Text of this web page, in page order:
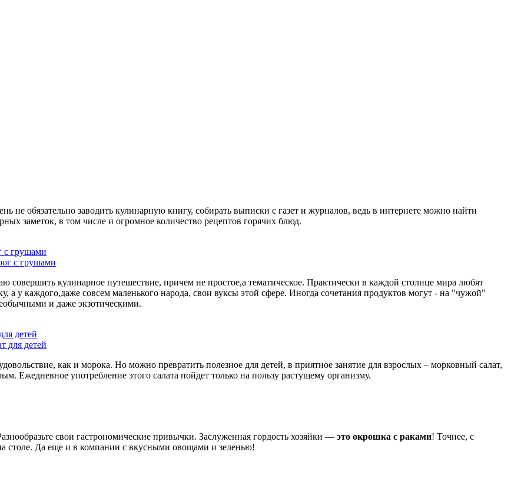
не обязательно заводить кулинарную книгу, собирать выписки с газет и журналов, ведь в интернете можно найти
заметок, в том числе и огромное количество рецептов горячих блюд.
с грушами
совершить кулинарное путешествие, причем не простое,а тематическое. Практически в каждой столице мира любят
а у каждого,даже совсем маленького народа, свои вуксы этой сфере. Иногда сочетания продуктов могут - на "чужой"
и даже экзотическими.
детей
как и морока. Но можно превратить полезное для детей, в приятное занятие для взрослых – морковный салат,
Ежедневное употребление этого салата пойдет только на пользу растущему организму.
свои гастрономические привычки. Заслуженная гордость хозяйки — это окрошка с раками! Точнее, с
столе. Да еще и в компании с вкусными овощами и зеленью!